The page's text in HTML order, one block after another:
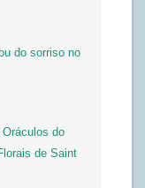
do sorriso no
do
de Saint